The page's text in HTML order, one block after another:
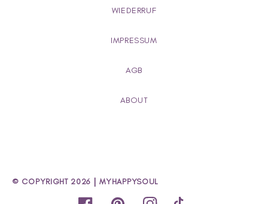
WIEDERRUF
IMPRESSUM
AGB
ABOUT
© COPYRIGHT 2026 |MYHAPPYSOUL